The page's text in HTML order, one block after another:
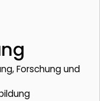
Forschung und